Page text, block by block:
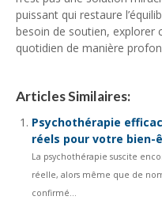
puissant qui restaure
besoin de soutien,
quotidien de manière
Articles Similaires:
Psychothérapie
réels pour votre bien-
La psychothérapie suscite
réelle, alors même que de
confirmé...